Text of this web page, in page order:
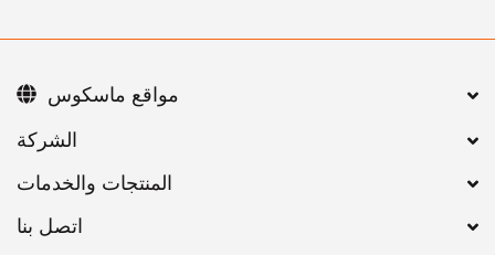
اتصل بنا
مواقع ماسكوس